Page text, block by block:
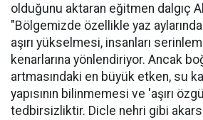
olduğunu aktaran eğitmen dalgıç
"Bölgemizde özellikle yaz aylarında
aşırı yükselmesi, insanları
kenarlarına yönlendiriyor. Ancak
artmasındaki en büyük etken, su
yapısının bilinmemesi ve 'aşırı
tedbirsizliktir. Dicle nehri gibi